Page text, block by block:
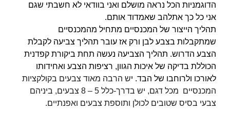
הדוגמניות הכל נראה מושלם ואני בוודאי לא חשבתי שגם
אני כל כך אתלהב שאמדוד אותם.
תהליך הייצור של המכנסיים מתחיל מהמכנסיים
שמתקבלות בצבע לבן ורק אז עובר תהליך צביעה לקבלת
הצבע הדרוש. תהליך הצביעה נעשה תחת ביקורת קפדנית
הכוללת בדיקה של איכות הגוון, רציפות הצבע ואחידותו
לאורכו ולרוחבו של הבד. יש הרבה מאוד צבעים בקולקציות
המכנסיים מכל דגם, יש בדרך-כלל 5 – 8 צבעים, ביניהם
צבעי בסיס שטובים לכולן ותוספת צבעים ואפנתיים.